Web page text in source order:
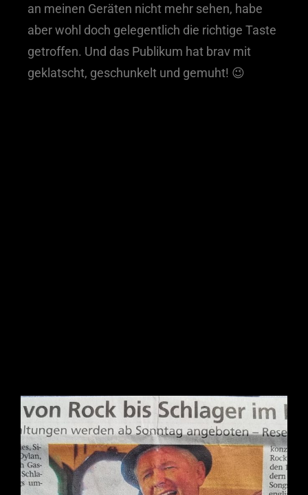
an meinen Geräten nicht mehr sehen, habe
aber wohl doch gelegentlich die richtige Taste
getroffen. Und das Publikum hat brav mit
geklatscht, geschunkelt und gemuht! 😉